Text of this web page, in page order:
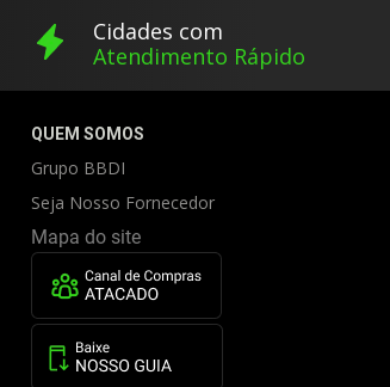
Cidades com
Atendimento Rápido
QUEM SOMOS
Grupo BBDI
Seja Nosso Fornecedor
Mapa do site